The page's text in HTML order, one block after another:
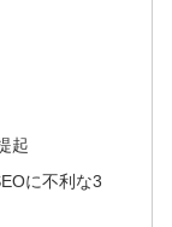
起
に不利な3